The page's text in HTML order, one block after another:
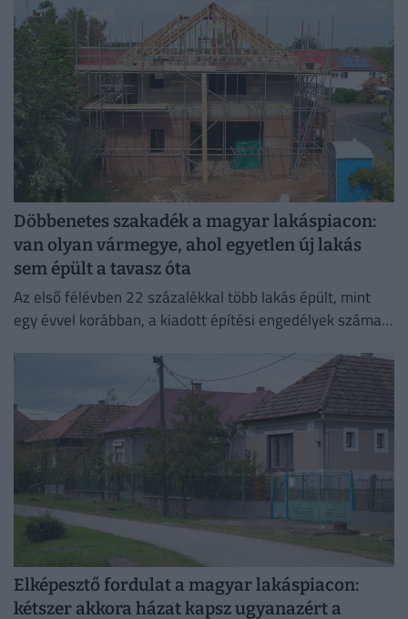
Döbbenetes szakadék a magyar lakáspiacon:
van olyan vármegye, ahol egyetlen új lakás
sem épült a tavasz óta
Az első félévben 22 százalékkal több lakás épült, mint
egy évvel korábban, a kiadott építési engedélyek száma
Elképesztő fordulat a magyar lakáspiacon:
kétszer akkora házat kapsz ugyanazért a